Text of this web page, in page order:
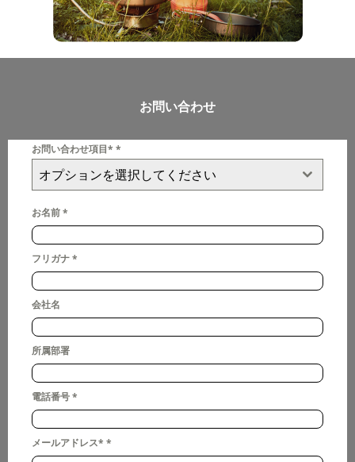
お問い合わせ
お問い合わせ項目* *
オプションを選択してください
お名前*
フリガナ*
会社名
所属部署
電話番号*
メールアドレス* *